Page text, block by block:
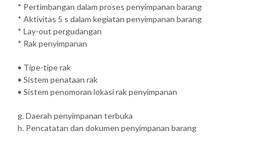
* Pertimbangan dalam proses penyimpanan barang
* Aktivitas 5 s dalam kegiatan penyimpanan barang
* Lay-out pergudangan
* Rak penyimpanan
• Tipe-tipe rak
• Sistem penataan rak
• Sistem penomoran lokasi rak penyimpanan
g. Daerah penyimpanan terbuka
h. Pencatatan dan dokumen penyimpanan barang